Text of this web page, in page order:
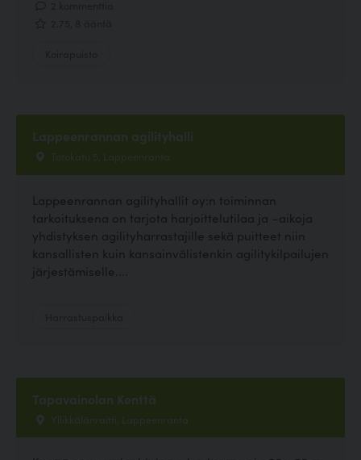
Lappeenrannan agilityhalli
Totokatu 5, Lappeenranta
Lappeenrannan agilityhallit oy:n toiminnan
tarkoituksena on tarjota harjoittelutilaa ja –aikoja
yhdistyksen agilityharrastajille sekä puitteet niin
kansallisten kuin kansainvälistenkin agilitykilpailujen
järjestämiselle....
Tapavainolan Kenttä
Yllikkälänraitti, Lappeenranta